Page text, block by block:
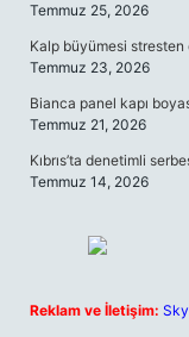
Temmuz 25, 2026
Kalp büyümesi stresten
Temmuz 23, 2026
Bianca panel kapı
Temmuz 21, 2026
Kıbrıs’ta denetimli
Temmuz 14, 2026
Reklam ve İletişim: